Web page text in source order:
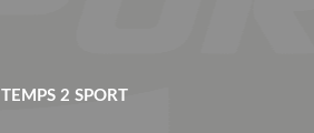
TEMPS 2 SPORT